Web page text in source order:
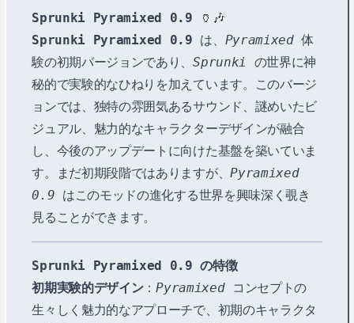
Sprunki Pyramixed 0.9 🏺🎶
Sprunki Pyramixed 0.9 は、 Pyramixed体
験の初期バージョンであり、Sprunki
の世界に神
秘的で実験的なひねりを加えています。このバージ
ョンでは、独特の雰囲気あるサウンド、謎めいたビ
ジュアル、魅力的なキャラクターデザインが融合
し、今後のアップデートに向けた基盤を築いていま
す。まだ初期段階ではありますが、Pyramixed
0.9 はこのモッドの進化する世界を興味深く覗き
見ることができます。
Sprunki Pyramixed 0.9 の特徴
初期実験的デザイン：Pyramixedコンセプトの
生々しく魅力的なアプローチで、初期のキャラクタ